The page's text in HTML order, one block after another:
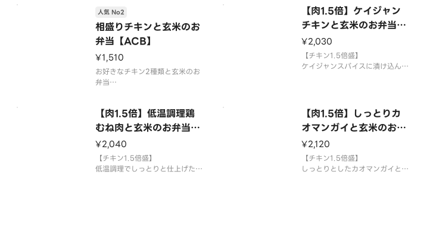
使用食材
玄米/塩麹グリルチキン/サニーレ
タス/ブロッコリー/トマト/紫キ
ャベツピクルス/レモン/お好みの
ソース
栄養価
カロリー：522k
使用食材
玄米/低温調理鶏むね肉/サニーレ
タス/ブロッコリー/トマト/紫キ
ャベツピクルス/レモン/お好みの
ソース
栄養価
相盛りチキンと玄米のお
弁当【ACB】
人気 No2
¥1,510
お好きなチキン2種類と玄米のお
弁当
使用食材
玄米/お好きなチキン2種/サニー
レタス/ブロッコリー/トマト/紫
キャベツピクルス/レモン/お好み
のソース
【肉1.5倍】ケイジャン
チキンと玄米のお弁当
【1.5CCB】
¥2,030
【チキン1.5倍盛】
ケイジャンスパイスに漬け込んだ
自家製チキンが絶品です
チキンそのものに味がしっかりつ
いているため、ソースをかけなく
ても美味しくお召し上がりいただ
けます。
必要な場
【肉1.5倍】低温調理鶏
むね肉と玄米のお弁当
【1.5LCB】
¥2,040
【チキン1.5倍盛】
低温調理でしっとりと仕上げた鶏
【肉1.5倍】しっとりカ
オマンガイと玄米のお弁
当【1.5KGB】
¥2,120
【チキン1.5倍盛】
しっとりとしたカオマンガイと玄